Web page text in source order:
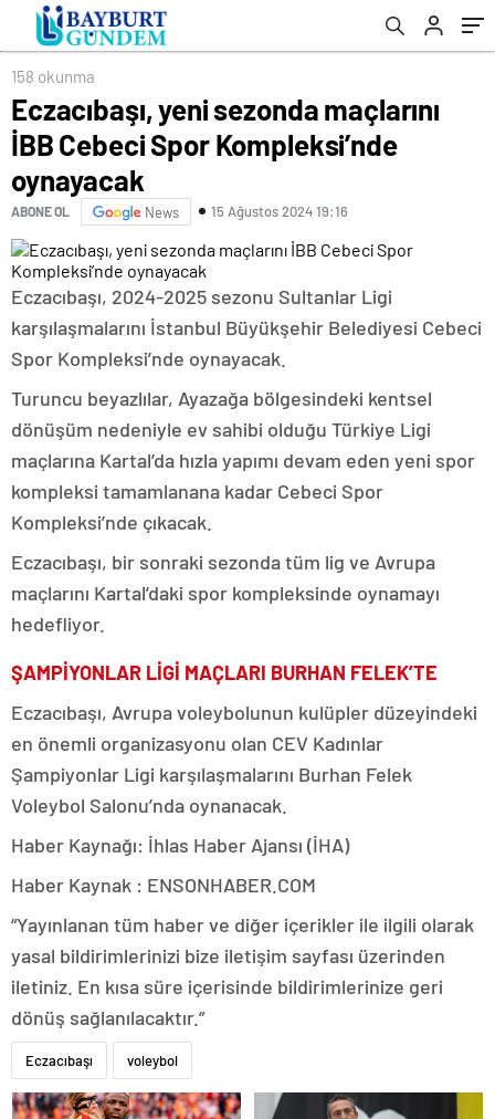
158 okunma
Eczacıbaşı, yeni sezonda maçlarını
İBB Cebeci Spor Kompleksi’nde
oynayacak
ABONE OL News 15 Ağustos 2024 19:16
Eczacıbaşı, 2024-2025 sezonu Sultanlar Ligi
karşılaşmalarını İstanbul Büyükşehir Belediyesi Cebeci
Spor Kompleksi’nde oynayacak.
Turuncu beyazlılar, Ayazağa bölgesindeki kentsel
dönüşüm nedeniyle ev sahibi olduğu Türkiye Ligi
maçlarına Kartal’da hızla yapımı devam eden yeni spor
kompleksi tamamlanana kadar Cebeci Spor
Kompleksi’nde çıkacak.
Eczacıbaşı, bir sonraki sezonda tüm lig ve Avrupa
maçlarını Kartal’daki spor kompleksinde oynamayı
hedefliyor.
ŞAMPİYONLAR LİGİ MAÇLARI BURHAN FELEK’TE
Eczacıbaşı, Avrupa voleybolunun kulüpler düzeyindeki
en önemli organizasyonu olan CEV Kadınlar
Şampiyonlar Ligi karşılaşmalarını Burhan Felek
Voleybol Salonu’nda oynanacak.
Haber Kaynağı: İhlas Haber Ajansı (İHA)
Haber Kaynak : ENSONHABER.COM
“Yayınlanan tüm haber ve diğer içerikler ile ilgili olarak
yasal bildirimlerinizi bize iletişim sayfası üzerinden
iletiniz. En kısa süre içerisinde bildirimlerinize geri
dönüş sağlanılacaktır.”
Eczacıbaşı voleybol